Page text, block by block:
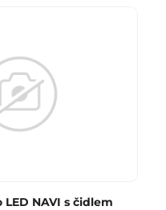
LED NAVI s čidlem